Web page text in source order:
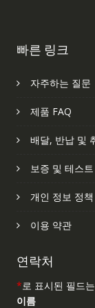
빠른 링크
자주하는 질문
제품 FAQ
배달, 반납 및
보증 및 테스트
개인 정보 정책
이용 약관
연락처
*로 표시된 필드
이름